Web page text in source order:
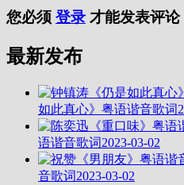
您必须 登录 才能发表评论
最新发布
如此真心》粤语谐音歌词
语谐音歌词2023-03-02
音歌词2023-03-02